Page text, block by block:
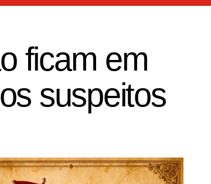
ficam em
suspeitos